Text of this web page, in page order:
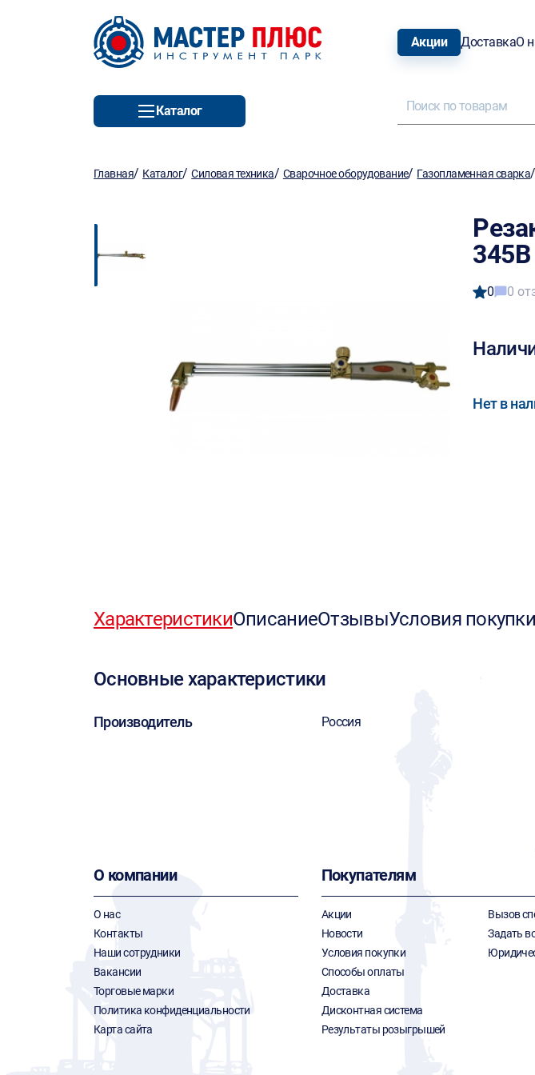
Акции ДоставкаО
Каталог
Главная/ Каталог/Силовая техника/ Сварочное оборудование/ Газопламенная сварка/
345В
0 0
Нет в
ХарактеристикиОписаниеОтзывыУсловия покупки
Основные характеристики
Производитель Россия
О компании
О нас
Контакты
Наши сотрудники
Вакансии
Торговые марки
Политика конфиденциальности
Карта сайта
Покупателям
Акции
Новости
Условия покупки
Способы оплаты
Доставка
Дисконтная система
Результаты розыгрышей
Вызов
Задать